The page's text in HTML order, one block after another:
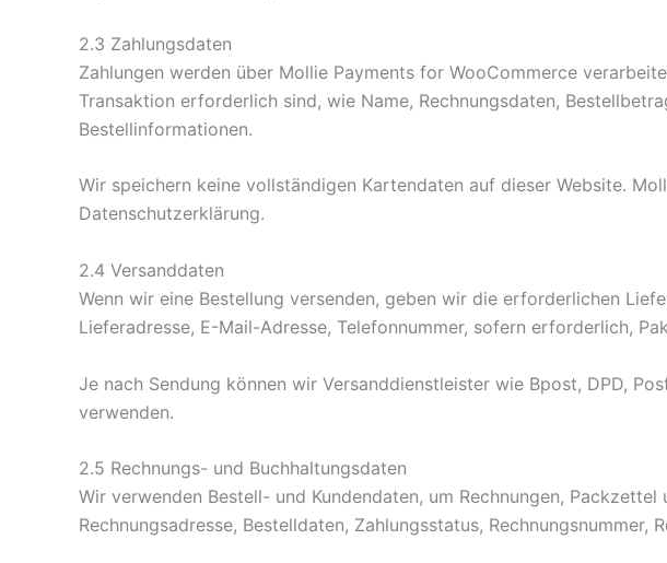
2.3 Zahlungsdaten
Zahlungen werden über Mollie Payments for WooCommerce
Transaktion erforderlich sind, wie Name, Rechnungsdaten,
Bestellinformationen.
Wir speichern keine vollständigen Kartendaten auf dieser Website.
Datenschutzerklärung.
2.4 Versanddaten
Wenn wir eine Bestellung versenden, geben wir die erforderlichen
Lieferadresse, E-Mail-Adresse, Telefonnummer, sofern erforderlich,
Je nach Sendung können wir Versanddienstleister wie Bpost, DPD,
verwenden.
2.5 Rechnungs- und Buchhaltungsdaten
Wir verwenden Bestell- und Kundendaten, um Rechnungen,
Rechnungsadresse, Bestelldaten, Zahlungsstatus,